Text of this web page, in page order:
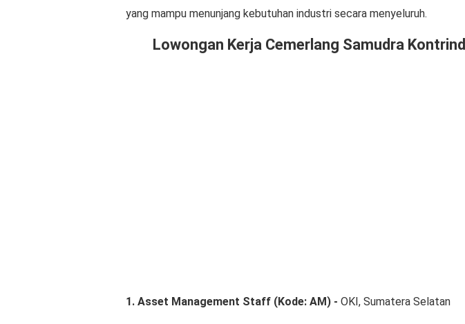
yang mampu menunjang kebutuhan industri secara menyeluruh.
Lowongan Kerja Cemerlang Samudra
1. Asset Management Staff (Kode: AM) - OKI, Sumatera Selatan